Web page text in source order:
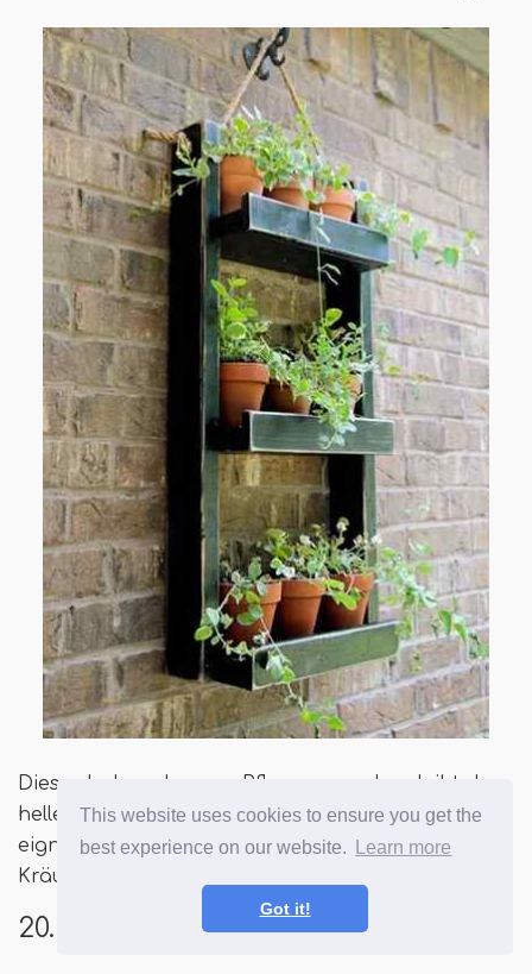
This website uses cookies to ensure you get the
best experience on our website.
Learn more
Got it!
Dieses hohe schwarze Pflanzenregal verleiht den
hellen Wänden einen kontrastierenden Look und
eignet sich perfekt, um kleine Pflanzen und
Kräuter anzubauen.
20. Stufe Gartenpflanzenregal